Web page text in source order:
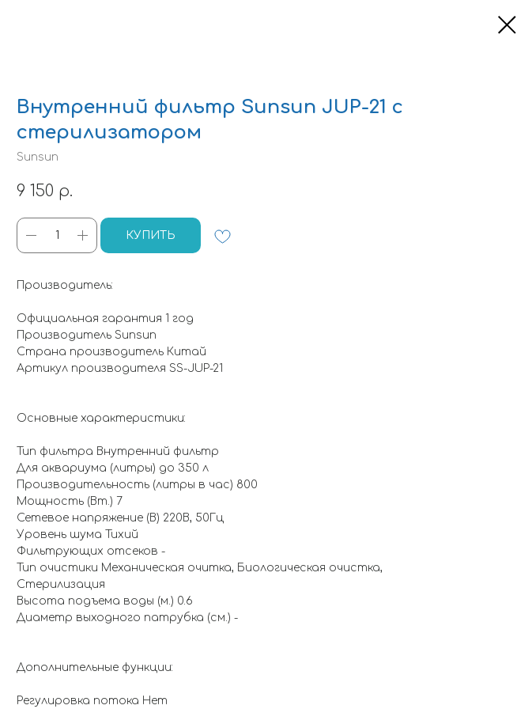
Внутренний фильтр Sunsun JUP-21 с
стерилизатором
Sunsun
9 150 р.
КУПИТЬ
Производитель:
Официальная гарантия 1 год
Производитель Sunsun
Страна производитель Китай
Артикул производителя SS-JUP-21
Основные характеристики:
Тип фильтра Внутренний фильтр
Для аквариума (литры) до 350 л
Производительность (литры в час) 800
Мощность (Вт.) 7
Сетевое напряжение (В) 220В, 50Гц
Уровень шума Тихий
Фильтрующих отсеков -
Тип очистики Механическая очитка, Биологическая очистка,
Стерилизация
Высота подъема воды (м.) 0.6
Диаметр выходного патрубка (см.) -
Дополнительные функции:
Регулировка потока Нет